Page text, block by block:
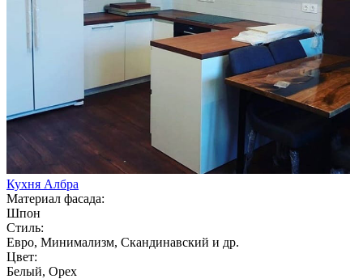
Кухня Албра
Материал фасада:
Шпон
Стиль:
Евро, Минимализм, Скандинавский и др.
Цвет:
Белый, Орех